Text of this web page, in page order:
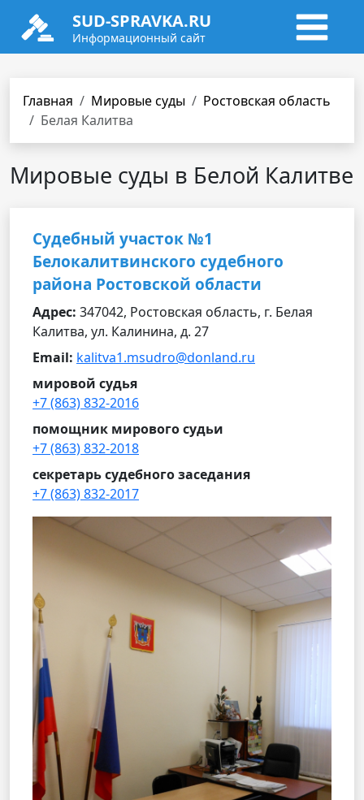
SUD-SPRAVKA.RU
Информационный сайт
Главная Мировые суды
Ростовская область
Белая Калитва
Мировые суды в Белой Калитве
Судебный участок №1
Белокалитвинского судебного
района Ростовской области
Адрес: 347042, Ростовская область, г. Белая
Калитва, ул. Калинина, д. 27
Email: kalitva1.msudro@donland.ru
мировой судья
+7 (863) 832-2016
помощник мирового судьи
+7 (863) 832-2018
секретарь судебного заседания
+7 (863) 832-2017